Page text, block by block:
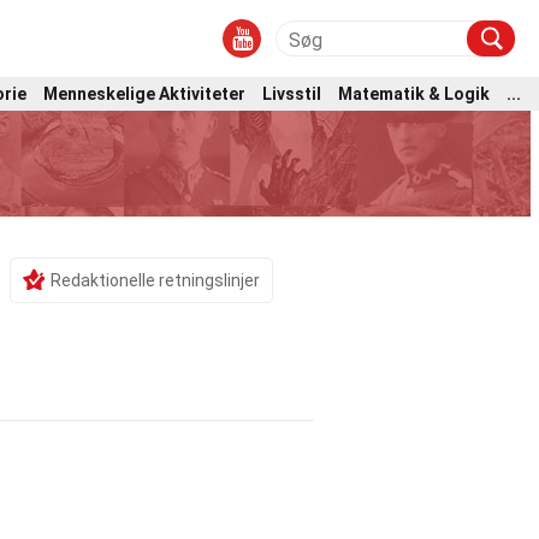
Menneskelige Aktiviteter Livsstil Matematik & Logik ...
Redaktionelle retningslinjer